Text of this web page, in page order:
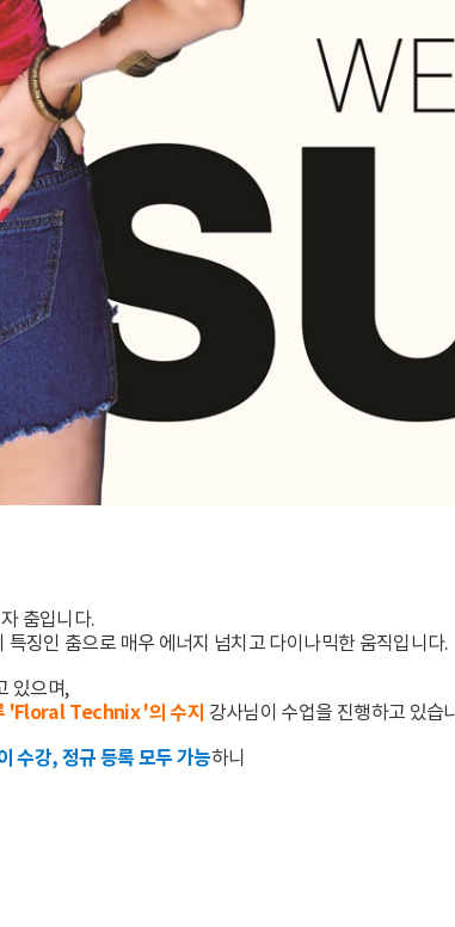
춤입니다.
징인 춤으로 매우 에너지 넘치고 다이나믹한 움직입니다.
있으며,
'Floral Technix '의 수지 강사님이 수업을 진행하고 있습
수강, 정규 등록 모두 가능하니